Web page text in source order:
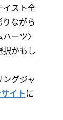
イスト全
ながら
ーツ〉
択かもし
グジャ
イトに